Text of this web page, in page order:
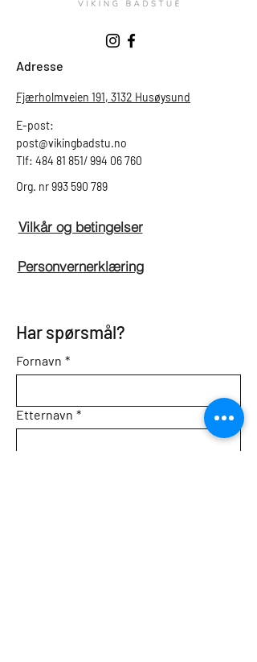
Adresse
Fjærholmveien 191, 3132 Husøysund
E-post:
post@vikingbadstu.no
Tlf: 484 81 851/ 994 06 760
Org. nr993 590 789
Vilkår og betingelser
Personvernerklæring
Har spørsmål?
Fornavn *
Etternavn *